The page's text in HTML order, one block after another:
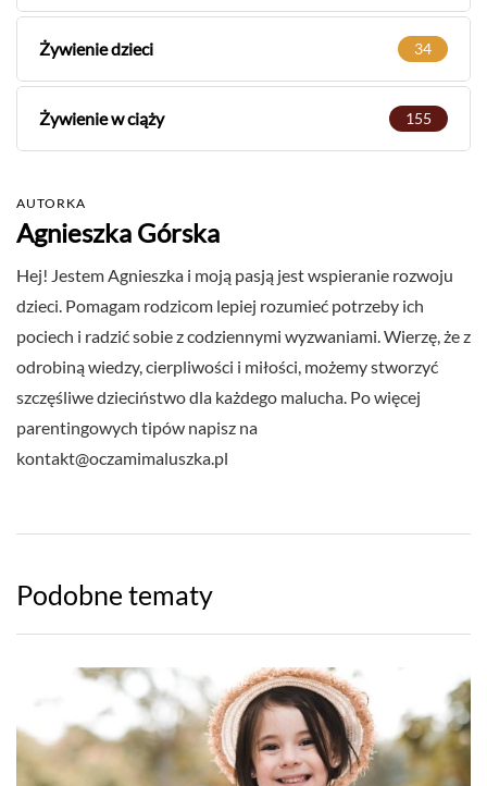
Żywienie dzieci 34
Żywienie w ciąży 155
AUTORKA
Agnieszka Górska
Hej! Jestem Agnieszka i moją pasją jest wspieranie rozwoju
dzieci. Pomagam rodzicom lepiej rozumieć potrzeby ich
pociech i radzić sobie z codziennymi wyzwaniami. Wierzę, że z
odrobiną wiedzy, cierpliwości i miłości, możemy stworzyć
szczęśliwe dzieciństwo dla każdego malucha. Po więcej
parentingowych tipów napisz na
kontakt@oczamimaluszka.pl
Podobne tematy